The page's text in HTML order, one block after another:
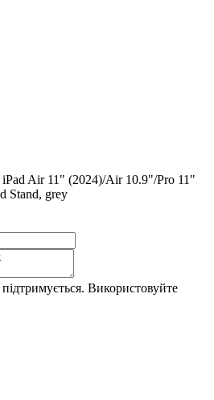
Air 11" (2024)/Air 10.9"/Pro 11"
Stand, grey
Використовуйте